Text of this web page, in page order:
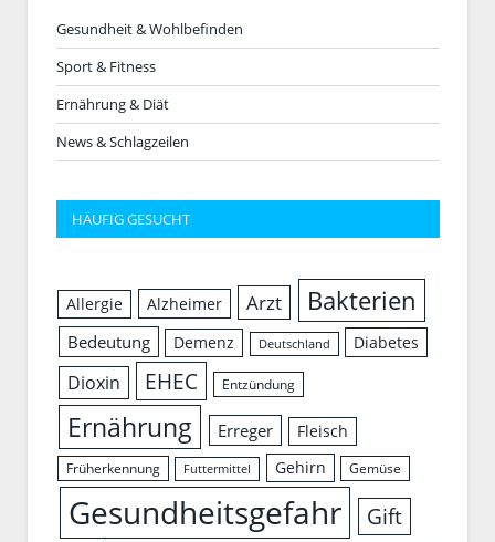
Gesundheit & Wohlbefinden
Sport & Fitness
Ernährung & Diät
News & Schlagzeilen
HÄUFIG GESUCHT
Allergie Alzheimer Arzt Bakterien
Bedeutung Demenz Deutschland Diabetes
Dioxin EHEC Entzündung
Ernährung Erreger Fleisch
Früherkennung Futtermittel Gehirn Gemüse
Gesundheitsgefahr Gift